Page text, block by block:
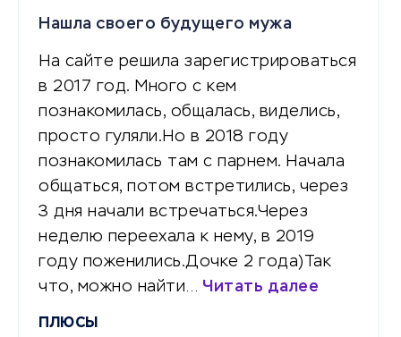
Нашла своего будущего мужа
На сайте решила зарегистрироваться
в 2017 год. Много с кем
познакомилась, общалась, виделись,
просто гуляли.Но в 2018 году
познакомилась там с парнем. Начала
общаться, потом встретились, через
3 дня начали встречаться.Через
неделю переехала к нему, в 2019
году поженились.Дочке 2 года)Так
что, можно найти… Читать далее
ПЛЮСЫ